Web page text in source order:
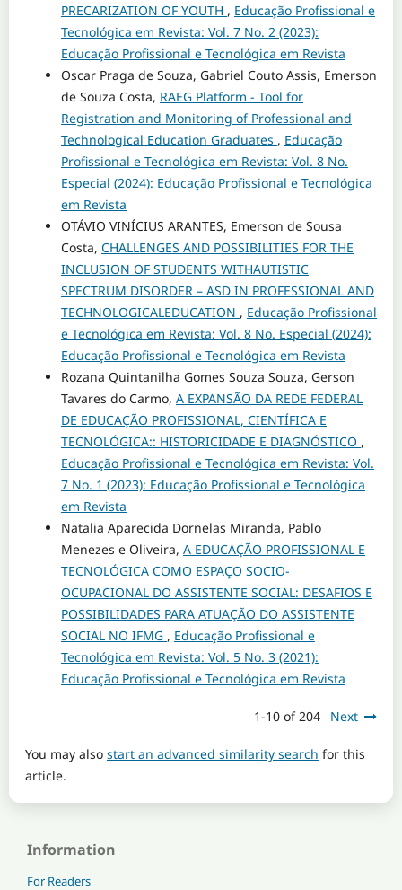
PRECARIZATION OF YOUTH , Educação Profissional e
Tecnológica em Revista: Vol. 7 No. 2 (2023):
Educação Profissional e Tecnológica em Revista
Oscar Praga de Souza, Gabriel Couto Assis, Emerson
de Souza Costa, RAEG Platform - Tool for
Registration and Monitoring of Professional and
Technological Education Graduates , Educação
Profissional e Tecnológica em Revista: Vol. 8 No.
Especial (2024): Educação Profissional e Tecnológica
em Revista
OTÁVIO VINÍCIUS ARANTES, Emerson de Sousa
Costa, CHALLENGES AND POSSIBILITIES FOR THE
INCLUSION OF STUDENTS WITHAUTISTIC
SPECTRUM DISORDER – ASD IN PROFESSIONAL AND
TECHNOLOGICALEDUCATION , Educação Profissional
e Tecnológica em Revista: Vol. 8 No. Especial (2024):
Educação Profissional e Tecnológica em Revista
Rozana Quintanilha Gomes Souza Souza, Gerson
Tavares do Carmo, A EXPANSÃO DA REDE FEDERAL
DE EDUCAÇÃO PROFISSIONAL, CIENTÍFICA E
TECNOLÓGICA:: HISTORICIDADE E DIAGNÓSTICO ,
Educação Profissional e Tecnológica em Revista: Vol.
7 No. 1 (2023): Educação Profissional e Tecnológica
em Revista
Natalia Aparecida Dornelas Miranda, Pablo
Menezes e Oliveira, A EDUCAÇÃO PROFISSIONAL E
TECNOLÓGICA COMO ESPAÇO SOCIO-
OCUPACIONAL DO ASSISTENTE SOCIAL: DESAFIOS E
POSSIBILIDADES PARA ATUAÇÃO DO ASSISTENTE
SOCIAL NO IFMG , Educação Profissional e
Tecnológica em Revista: Vol. 5 No. 3 (2021):
Educação Profissional e Tecnológica em Revista
1-10 of 204 Next
You may also start an advanced similarity search for this
article.
Information
For Readers